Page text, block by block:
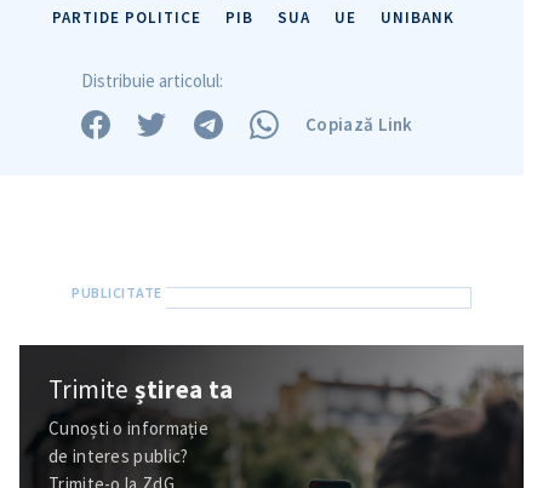
PARTIDE POLITICE
PIB SUA UE UNIBANK
Distribuie articolul:
Copiază Link
Trimiteștirea ta
Cunoști o informație
de interes public?